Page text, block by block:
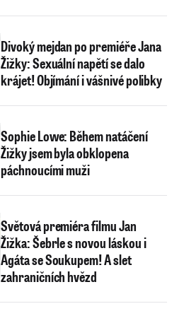
Divoký mejdan po premiéře Jana
Žižky: Sexuální napětí se dalo
krájet! Objímání i vášnivé polibky
Sophie Lowe: Během natáčení
Žižky jsem byla obklopena
páchnoucími muži
Světová premiéra filmu Jan
Žižka: Šebrle s novou láskou i
Agáta se Soukupem! A slet
zahraničních hvězd